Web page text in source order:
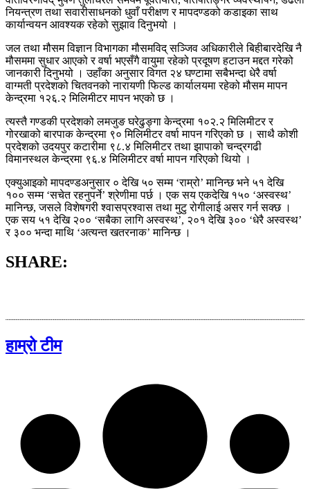
नियन्त्रण तथा सवारीसाधनको धुवाँ परीक्षण र मापदण्डको कडाइका साथ
कार्यान्वयन आवश्यक रहेको सुझाव दिनुभयो ।
जल तथा मौसम विज्ञान विभागका मौसमविद् सञ्जिव अधिकारीले बिहीबारदेखि नै
मौसममा सुधार आएको र वर्षा भएसँगै वायुमा रहेको प्रदूषण हटाउन मद्दत गरेको
जानकारी दिनुभयो । उहाँका अनुसार विगत २४ घण्टामा सबैभन्दा धेरै वर्षा
वाग्मती प्रदेशको चितवनको नारायणी फिल्ड कार्यालयमा रहेको मौसम मापन
केन्द्रमा १२६.२ मिलिमीटर मापन भएको छ ।
त्यस्तै गण्डकी प्रदेशको लमजुङ घरेढुङ्गा केन्द्रमा १०२.२ मिलिमीटर र
गोरखाको बारपाक केन्द्रमा ९० मिलिमीटर वर्षा मापन गरिएको छ । साथै कोशी
प्रदेशको उदयपुर कटारीमा ९८.४ मिलिमीटर तथा झापाको चन्द्रगढी
विमानस्थल केन्द्रमा ९६.४ मिलिमीटर वर्षा मापन गरिएको थियो ।
एक्युआइको मापदण्डअनुसार ० देखि ५० सम्म ‘राम्रो’ मानिन्छ भने ५१ देखि
१०० सम्म ‘सचेत रहनुपर्ने’ श्रेणीमा पर्छ । एक सय एकदेखि १५० ‘अस्वस्थ’
मानिन्छ, जसले विशेषगरी श्वासप्रश्वास तथा मुटु रोगीलाई असर गर्न सक्छ ।
एक सय ५१ देखि २०० ‘सबैका लागि अस्वस्थ’, २०१ देखि ३०० ‘धेरै अस्वस्थ’
र ३०० भन्दा माथि ‘अत्यन्त खतरनाक’ मानिन्छ ।
SHARE:
हाम्रो टीम